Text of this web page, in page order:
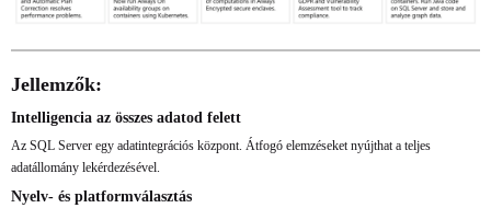
Jellemzők:
Intelligencia az összes adatod felett
Az SQL Server egy adatintegrációs központ. Átfogó elemzéseket nyújthat a teljes
adatállomány lekérdezésével.
Nyelv- és platformválasztás